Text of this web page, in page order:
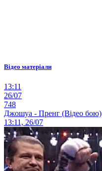
Відео матеріали
13:11
26/07
748
Джошуа - Пренг (Відео бою)
13:11, 26/07